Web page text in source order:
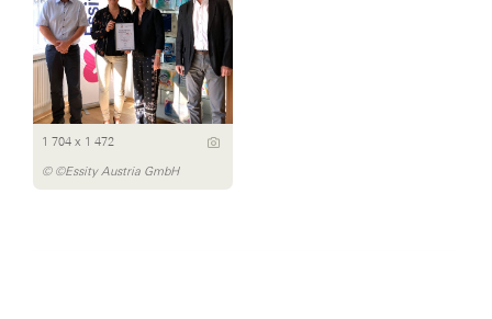
1 704 x 1 472
© ©Essity Austria GmbH